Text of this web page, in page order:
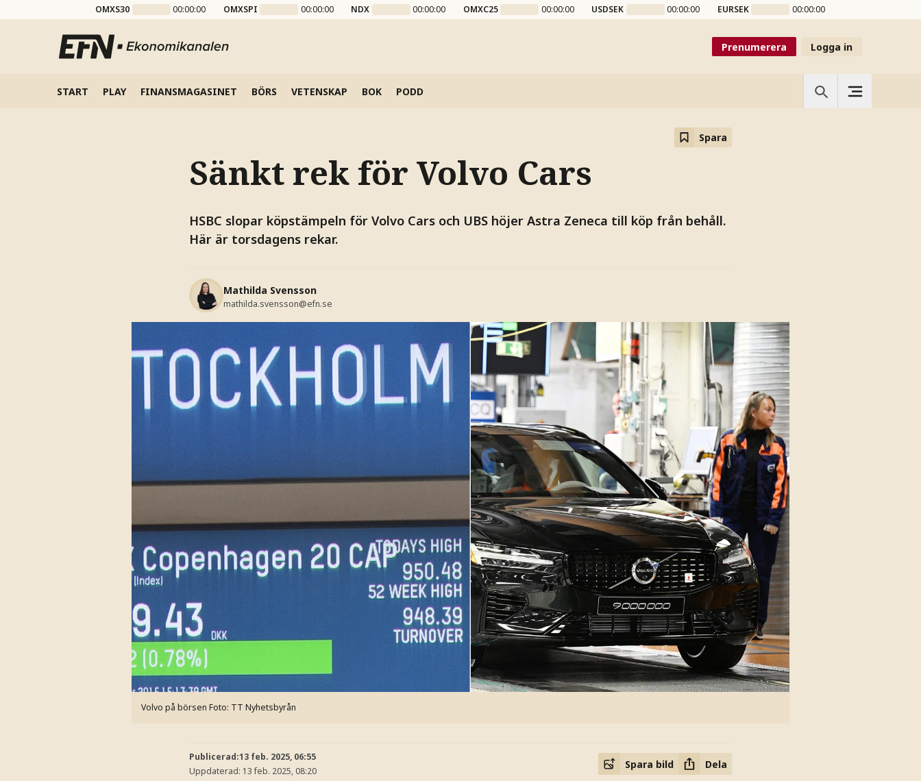
OMXS30 00:00:00 OMXSPI 00:00:00 NDX 00:00:00 OMXC25 00:00:00 USDSEK 00:00:00 EURSEK 00:00:00
Prenumerera Logga in
START PLAY FINANSMAGASINET BÖRS VETENSKAP BOK PODD
Spara
Sänkt rek för Volvo Cars
HSBC slopar köpstämpeln för Volvo Cars och UBS höjer Astra Zeneca till köp från behåll.
Här är torsdagens rekar.
Mathilda Svensson
mathilda.svensson@efn.se
Volvo på börsen Foto: TT Nyhetsbyrån
Publicerad:13 feb. 2025, 06:55
Uppdaterad: 13 feb. 2025, 08:20
Spara bild Dela